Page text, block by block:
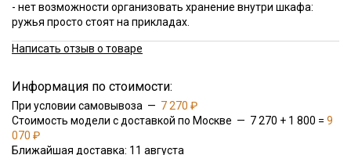
- нет возможности организовать хранение внутри шкафа:
ружья просто стоят на прикладах.
Написать отзыв о товаре
Информация по стоимости:
При условии самовывоза — 7 270 ₽
Стоимость модели с доставкой по Москве — 7 270 + 1 800 = 9
070 ₽
Ближайшая доставка: 11 августа